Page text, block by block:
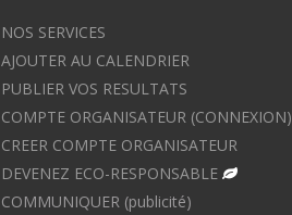
NOS SERVICES
AJOUTER AU CALENDRIER
PUBLIER VOS RESULTATS
COMPTE ORGANISATEUR (CONNEXION)
CREER COMPTE ORGANISATEUR
DEVENEZ ECO-RESPONSABLE
COMMUNIQUER (publicité)